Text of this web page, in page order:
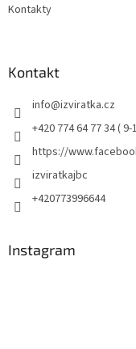
Kontakty
Kontakt
info@izviratka.cz
+420 774 64 77 34 ( 9-
https://
izviratkajbc
+420773996644
Instagram